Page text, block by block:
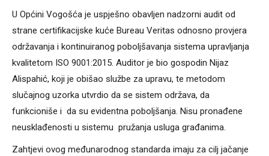
U Općini Vogošća je uspješno obavljen nadzorni audit od
strane certifikacijske kuće Bureau Veritas odnosno provjera
održavanja i kontinuiranog poboljšavanja sistema upravljanja
kvalitetom ISO 9001:2015. Auditor je bio gospodin Nijaz
Alispahić, koji je obišao službe za upravu, te metodom
slučajnog uzorka utvrdio da se sistem održava, da
funkcioniše i da su evidentna poboljšanja. Nisu pronađene
neusklađenosti u sistemu pružanja usluga građanima.
Zahtjevi ovog međunarodnog standarda imaju za cilj jačanje